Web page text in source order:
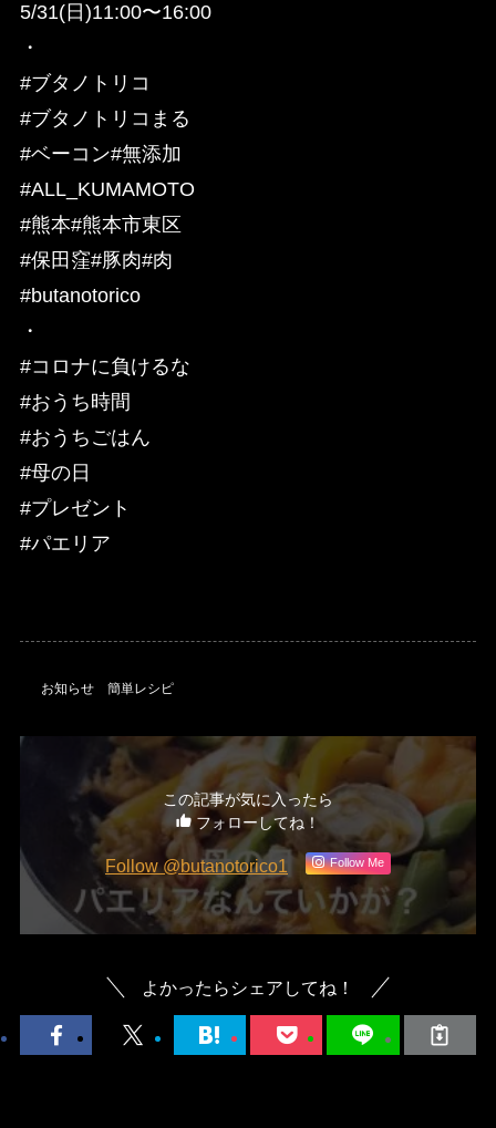
5/31(日)11:00〜16:00
・
#ブタノトリコ
#ブタノトリコまる
#ベーコン#無添加
#ALL_KUMAMOTO
#熊本#熊本市東区
#保田窪#豚肉#肉
#butanotorico
・
#コロナに負けるな
#おうち時間
#おうちごはん
#母の日
#プレゼント
#パエリア
お知らせ 簡単レシピ
この記事が気に入ったら
フォローしてね！
Follow @butanotorico1 Follow Me
よかったらシェアしてね！